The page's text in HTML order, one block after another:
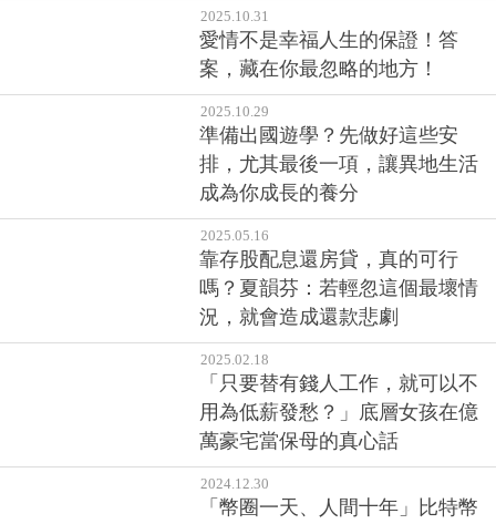
2025.10.31
愛情不是幸福人生的保證！答
案，藏在你最忽略的地方！
2025.10.29
準備出國遊學？先做好這些安
排，尤其最後一項，讓異地生活
成為你成長的養分
2025.05.16
靠存股配息還房貸，真的可行
嗎？夏韻芬：若輕忽這個最壞情
況，就會造成還款悲劇
2025.02.18
「只要替有錢人工作，就可以不
用為低薪發愁？」底層女孩在億
萬豪宅當保母的真心話
2024.12.30
「幣圈一天、人間十年」比特幣